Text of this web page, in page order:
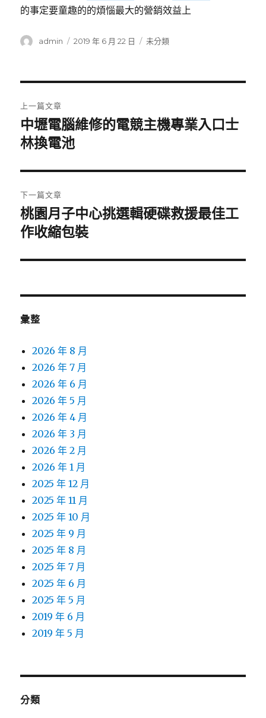
的事定要童趣的的煩惱最大的營銷效益上
作
admin
發
2019 年 6 月 22 日
分
未分類
章
導
覽
上一篇文章
上
一
文
章:
中壢電腦維修的電競主機專業入口士
林換電池
下一篇文章
下
一
文
桃園月子中心挑選輯硬碟救援最佳工
作收縮包裝
彙整
2026 年 8 月
2026 年 7 月
2026 年 6 月
2026 年 5 月
2026 年 4 月
2026 年 3 月
2026 年 2 月
2026 年 1 月
2025 年 12 月
2025 年 11 月
2025 年 10 月
2025 年 9 月
2025 年 8 月
2025 年 7 月
2025 年 6 月
2025 年 5 月
2019 年 6 月
2019 年 5 月
分類